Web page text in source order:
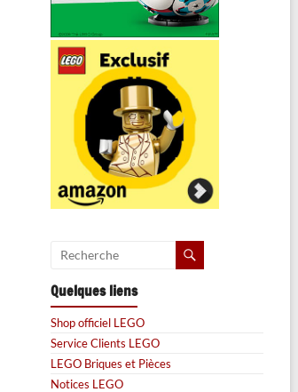
Quelques liens
Shop officiel LEGO
Service Clients LEGO
LEGO Briques et Pièces
Notices LEGO